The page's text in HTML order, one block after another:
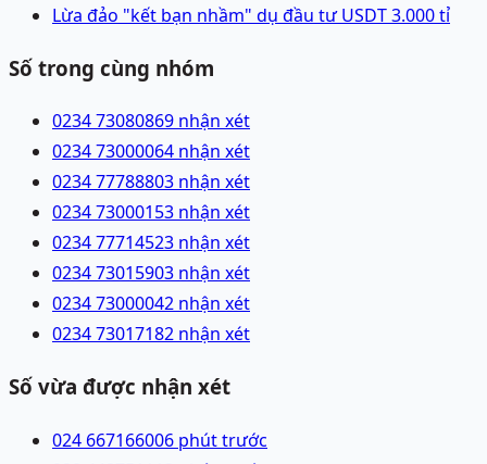
Lừa đảo "kết bạn nhầm" dụ đầu tư USDT 3.000 tỉ
Số trong cùng nhóm
0234 73080869 nhận xét
0234 73000064 nhận xét
0234 77788803 nhận xét
0234 73000153 nhận xét
0234 77714523 nhận xét
0234 73015903 nhận xét
0234 73000042 nhận xét
0234 73017182 nhận xét
Số vừa được nhận xét
024 667166006 phút trước